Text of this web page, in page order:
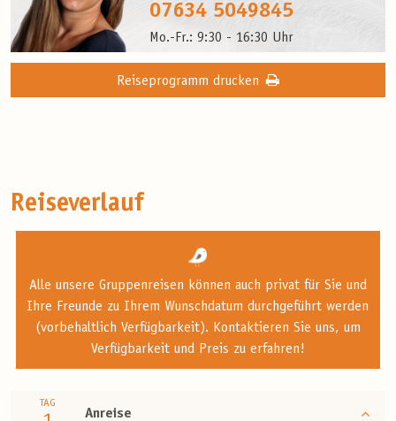
07634 5049845
Mo.-Fr.: 9:30 - 16:30 Uhr
Reiseprogramm drucken
Reiseverlauf
Alle unsere Gruppenreisen können auch privat für Sie und
Ihre Freunde zu Ihrem Wunschdatum durchgeführt werden
(vorbehaltlich Verfügbarkeit). Kontaktieren Sie uns, um
Verfügbarkeit und Preis zu erfahren!
TAG
Anreise